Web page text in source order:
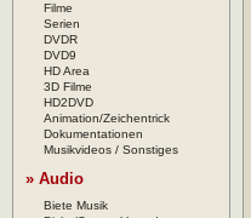
Filme
Serien
DVDR
DVD9
HD Area
3D Filme
HD2DVD
Animation/Zeichentrick
Dokumentationen
Musikvideos / Sonstiges
» Audio
Biete Musik